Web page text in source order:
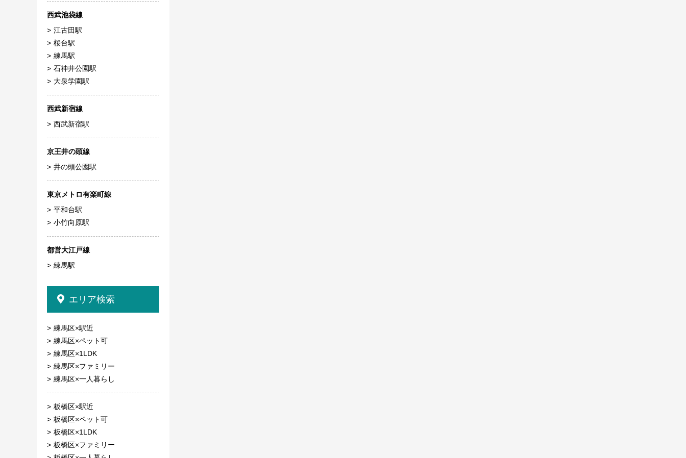
西武池袋線
江古田駅
桜台駅
練馬駅
石神井公園駅
大泉学園駅
西武新宿線
西武新宿駅
京王井の頭線
井の頭公園駅
東京メトロ有楽町線
平和台駅
小竹向原駅
都営大江戸線
練馬駅
エリア検索
練馬区×駅近
練馬区×ペット可
練馬区×1LDK
練馬区×ファミリー
練馬区×一人暮らし
板橋区×駅近
板橋区×ペット可
板橋区×1LDK
板橋区×ファミリー